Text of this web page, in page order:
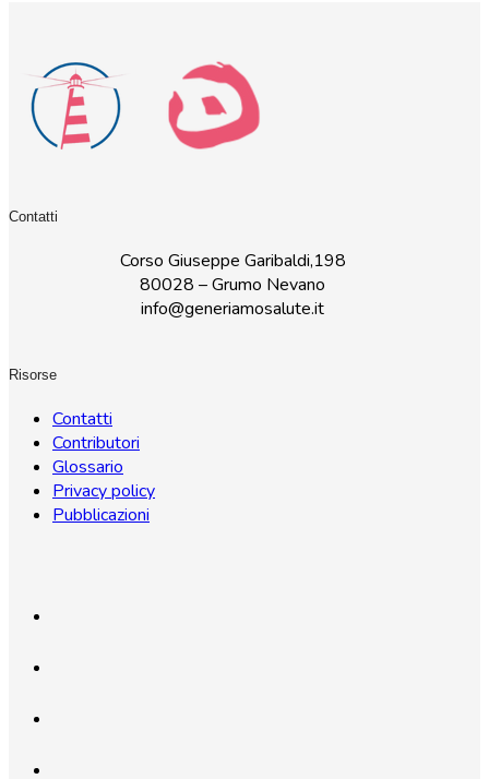
Contatti
Corso Giuseppe Garibaldi,198
80028 – Grumo Nevano
info@generiamosalute.it
Risorse
Contatti
Contributori
Glossario
Privacy policy
Pubblicazioni